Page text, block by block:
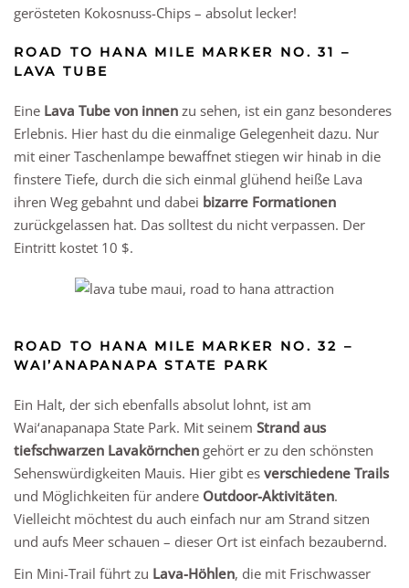
gerösteten Kokosnuss-Chips – absolut lecker!
ROAD TO HANA MILE MARKER NO. 31 –
LAVA TUBE
Eine Lava Tube von innen zu sehen, ist ein ganz besonderes
Erlebnis. Hier hast du die einmalige Gelegenheit dazu. Nur
mit einer Taschenlampe bewaffnet stiegen wir hinab in die
finstere Tiefe, durch die sich einmal glühend heiße Lava
ihren Weg gebahnt und dabei bizarre Formationen
zurückgelassen hat. Das solltest du nicht verpassen. Der
Eintritt kostet 10 $.
ROAD TO HANA MILE MARKER NO. 32 –
WAI’ANAPANAPA STATE PARK
Ein Halt, der sich ebenfalls absolut lohnt, ist am
Wai‘anapanapa State Park. Mit seinem Strand aus
tiefschwarzen Lavakörnchen gehört er zu den schönsten
Sehenswürdigkeiten Mauis. Hier gibt es verschiedene Trails
und Möglichkeiten für andere Outdoor-Aktivitäten.
Vielleicht möchtest du auch einfach nur am Strand sitzen
und aufs Meer schauen – dieser Ort ist einfach bezaubernd.
Ein Mini-Trail führt zu Lava-Höhlen, die mit Frischwasser